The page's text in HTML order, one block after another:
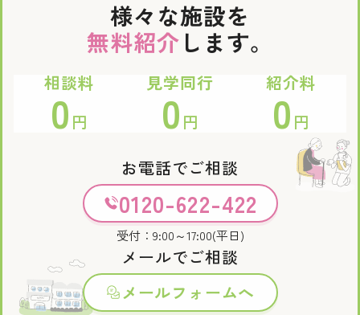
様々な施設を
無料紹介 します。
相談料
0 円
見学同行
0 円
紹介料
0 円
お電話でご相談
0120-622-422
受付：9:00～17:00(平日)
メールでご相談
メールフォームへ